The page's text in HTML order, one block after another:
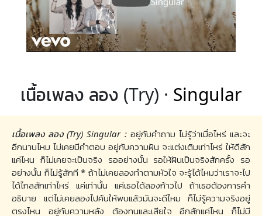
เนื้อเพลง ลอง (Try) · Singular
เนื้อเพลง ลอง (Try) Singular : อยู่กับคำถาม ไม่รู้ว่าเมื่อไหร่ และจะ
อีกนานไหม ไม่เคยมีคำตอบ อยู่กับความฝัน จะแต่งเติมเท่าไหร่ ให้ดีสัก
แค่ไหน ก็ไม่เคยจะเป็นจริง รออย่างนั้น รอให้ฝันเป็นจริงสักครั้ง รอ
อย่างนั้น ก็ไม่รู้สักที * ถ้าไม่เคยลองทำตามหัวใจ จะรู้ได้ไหมว่าเราจะไป
ได้ไกลสักเท่าไหร่ แค่เท่านั้น แค่เธอได้ลองก้าวไป ถ้าเธอต้องการคำ
อธิบาย แต่ไม่เคยลองไปค้นให้พบแล้วมันจะดีไหม ก็ไม่รู้ความจริงอยู่
ตรงไหน อยู่กับความหลัง ต้องทนและเสียใจ อีกสักแค่ไหน ก็ไม่มี